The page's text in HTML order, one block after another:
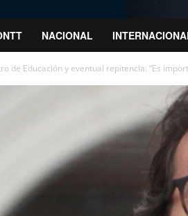
NACIONAL
de Educación y eventual repitencia: “Es